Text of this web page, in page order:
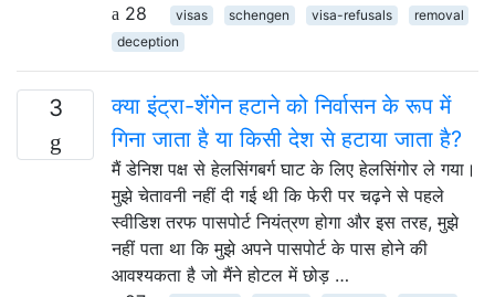
28
visas schengen visa-refusals
removal
deception
3
क्या इंट्रा-शेंगेन हटाने को निर्वासन के रूप में
गिना जाता है या किसी देश से हटाया जाता है?
मैं डेनिश पक्ष से हेलसिंगबर्ग घाट के लिए हेलसिंगोर ले गया।
मुझे चेतावनी नहीं दी गई थी कि फेरी पर चढ़ने से पहले
स्वीडिश तरफ पासपोर्ट नियंत्रण होगा और इस तरह, मुझे
नहीं पता था कि मुझे अपने पासपोर्ट के पास होने की
आवश्यकता है जो मैंने होटल में छोड़ …